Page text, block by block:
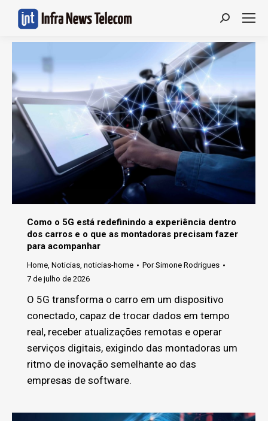
Search:
Como o 5G está redefinindo a experiência dentro
dos carros e o que as montadoras precisam fazer
para acompanhar
Home, Noticias, noticias-home PorSimone Rodrigues
7 de julho de 2026
O 5G transforma o carro em um dispositivo
conectado, capaz de trocar dados em tempo
real, receber atualizações remotas e operar
serviços digitais, exigindo das montadoras um
ritmo de inovação semelhante ao das
empresas de software.